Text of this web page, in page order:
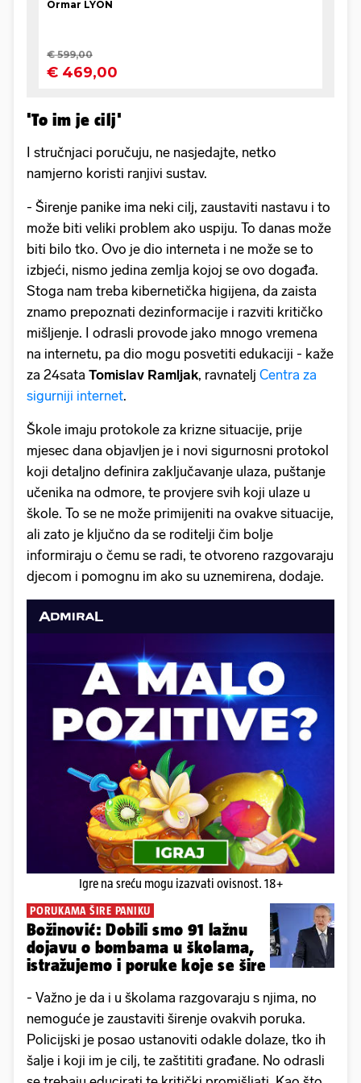
'To im je cilj'
I stručnjaci poručuju, ne nasjedajte, netko
namjerno koristi ranjivi sustav.
- Širenje panike ima neki cilj, zaustaviti nastavu i to
može biti veliki problem ako uspiju. To danas može
biti bilo tko. Ovo je dio interneta i ne može se to
izbjeći, nismo jedina zemlja kojoj se ovo događa.
Stoga nam treba kibernetička higijena, da zaista
znamo prepoznati dezinformacije i razviti kritičko
mišljenje. I odrasli provode jako mnogo vremena
na internetu, pa dio mogu posvetiti edukaciji - kaže
za 24sata Tomislav Ramljak, ravnatelj Centra za
sigurniji internet.
Škole imaju protokole za krizne situacije, prije
mjesec dana objavljen je i novi sigurnosni protokol
koji detaljno definira zaključavanje ulaza, puštanje
učenika na odmore, te provjere svih koji ulaze u
škole. To se ne može primijeniti na ovakve situacije,
ali zato je ključno da se roditelji čim bolje
informiraju o čemu se radi, te otvoreno razgovaraju
djecom i pomognu im ako su uznemirena, dodaje.
Igre na sreću mogu izazvati ovisnost. 18+
PORUKAMA ŠIRE PANIKU
Božinović: Dobili smo 91 lažnu
dojavu o bombama u školama,
istražujemo i poruke koje se šire
- Važno je da i u školama razgovaraju s njima, no
nemoguće je zaustaviti širenje ovakvih poruka.
Policijski je posao ustanoviti odakle dolaze, tko ih
šalje i koji im je cilj, te zaštititi građane. No odrasli